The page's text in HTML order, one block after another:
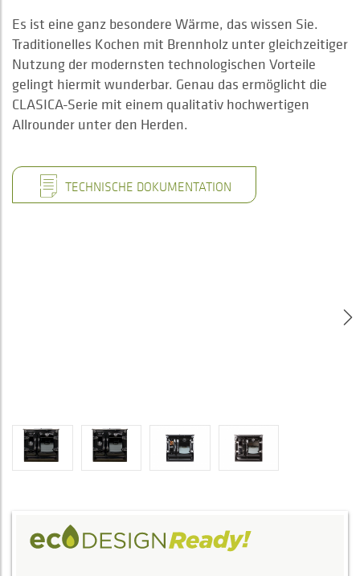
Es ist eine ganz besondere Wärme, das wissen Sie.
Traditionelles Kochen mit Brennholz unter gleichzeitiger
Nutzung der modernsten technologischen Vorteile
gelingt hiermit wunderbar. Genau das ermöglicht die
CLASICA-Serie mit einem qualitativ hochwertigen
Allrounder unter den Herden.
TECHNISCHE DOKUMENTATION